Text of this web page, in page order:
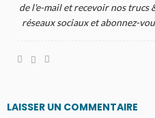
de l'e-mail et recevoir nos trucs
réseaux sociaux et abonnez-
LAISSER UN COMMENTAIRE